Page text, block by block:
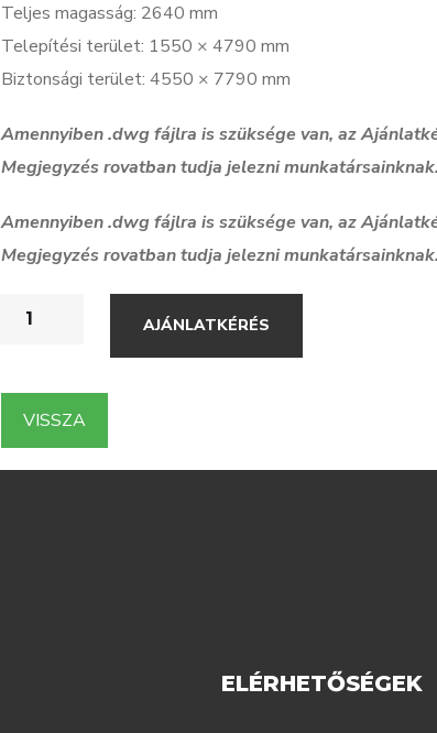
Teljes magasság: 2640 mm
Telepítési terület: 1550 × 4790 mm
Biztonsági terület: 4550 × 7790 mm
Amennyiben .dwg fájlra is szüksége van, az
Megjegyzés rovatban tudja jelezni munkatársainknak.
Amennyiben .dwg fájlra is szüksége van, az
Megjegyzés rovatban tudja jelezni munkatársainknak.
AJÁNLATKÉRÉS
VISSZA
ELÉRHETŐSÉGEK